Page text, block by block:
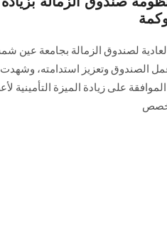
لصندوق الزمالة بجامعة عين
الصندوق وتعزيز استدامته،
على زيادة الميزة التأمينية